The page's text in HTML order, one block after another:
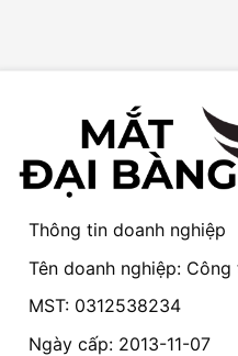
Thông tin doanh nghiệp
Tên doanh nghiệp:
MST: 0312538234
Ngày cấp: 2013-11-07